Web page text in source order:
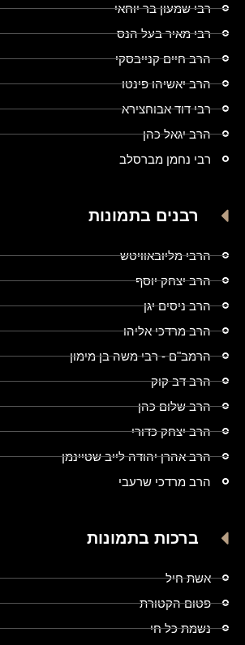
רבי שמעון בר יוחאי
רבי מאיר בעל הנס
הרב חיים קנייבסקי
הרב יאשיהו פינטו
רבי דוד אבוחצירא
הרב יגאל כהן
רבי נחמן מברסלב
רבנים בתמונות
הרבי מליובאוויטש
הרב יצחק יוסף
הרב ניסים יגן
הרב מרדכי אליהו
הרמב"ם - רבי משה בן מימון
הרב דב קוק
הרב שלום כהן
הרב יצחק כדורי
הרב אהרן יהודה לייב שטיינמן
הרב מרדכי שרעבי
ברכות בתמונות
אשת חיל
פטום הקטורת
נשמת כל חי